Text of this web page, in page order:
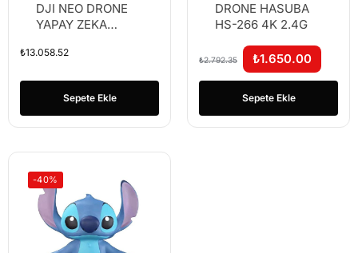
DJI NEO DRONE
YAPAY ZEKA
₺13.058.52
Sepete Ekle
DRONE HASUBA
HS-266 4K 2.4G
₺2.792.35 ₺1.650.00
Sepete Ekle
-40%